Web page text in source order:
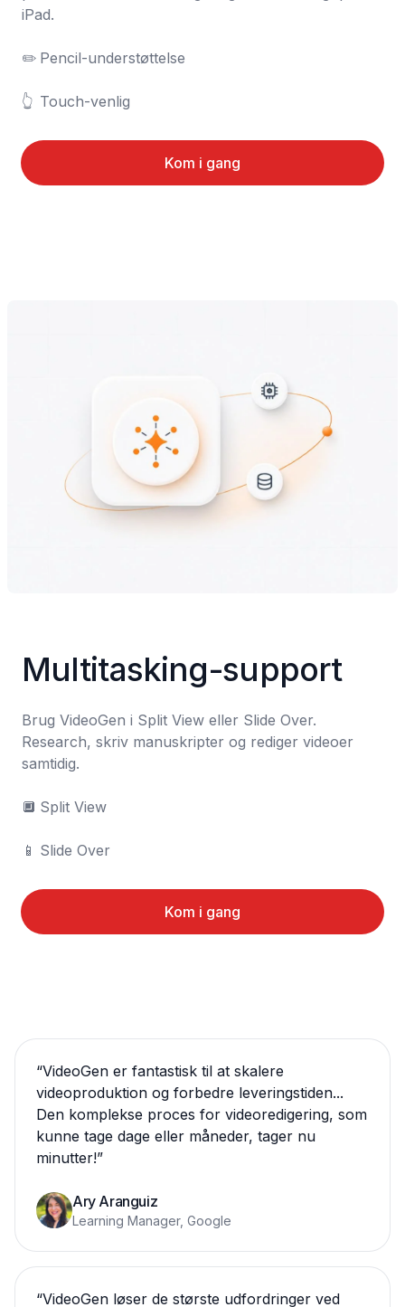
iPad.
✏️	Pencil-understøttelse
👆	Touch-venlig
Kom i gang
Multitasking-support
Brug VideoGen i Split View eller Slide Over.
Research, skriv manuskripter og rediger videoer
samtidig.
🔲	Split View
📱	Slide Over
Kom i gang
“VideoGen er fantastisk til at skalere
videoproduktion og forbedre leveringstiden...
Den komplekse proces for videoredigering, som
kunne tage dage eller måneder, tager nu
minutter!”
Ary Aranguiz
Learning Manager, Google
“VideoGen løser de største udfordringer ved